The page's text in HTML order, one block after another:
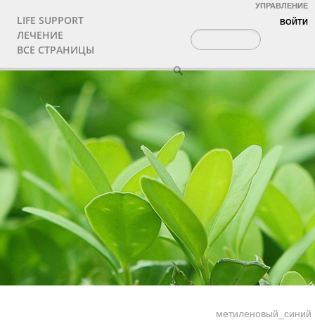
УПРАВЛЕНИЕ
ВОЙТИ
LIFE SUPPORT
ЛЕЧЕНИЕ
ВСЕ СТРАНИЦЫ
метиленовый_синий